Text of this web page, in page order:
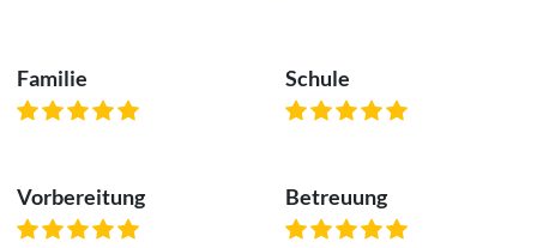
Familie Schule
Vorbereitung Betreuung